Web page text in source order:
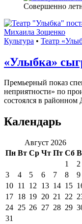
Совершенно
Культура • Театр
«Улыбка»
Премьерный показ
неприятности» по
состоялся в районном
Календарь
Август 2026
Пн Вт Ср Чт Пт Сб
1
2
3
4 5 6 7 8
9
10 11 12 13 14 15
17 18 19 20 21 22
24 25 26 27 28 29
31